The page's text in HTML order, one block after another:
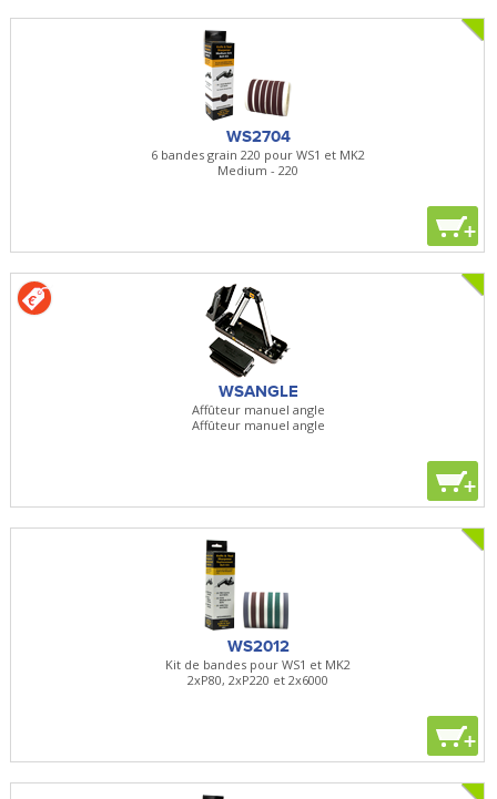
WS2704
6 bandes grain 220 pour WS1 et MK2
Medium - 220
+
WSANGLE
Affûteur manuel angle
Affûteur manuel angle
+
WS2012
Kit de bandes pour WS1 et MK2
2xP80, 2xP220 et 2x6000
+